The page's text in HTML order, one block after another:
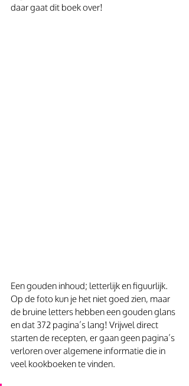
daar gaat dit boek over!
Een gouden inhoud; letterlijk en figuurlijk.
Op de foto kun je het niet goed zien, maar
de bruine letters hebben een gouden glans
en dat 372 pagina’s lang! Vrijwel direct
starten de recepten, er gaan geen pagina’s
verloren over algemene informatie die in
veel kookboeken te vinden.